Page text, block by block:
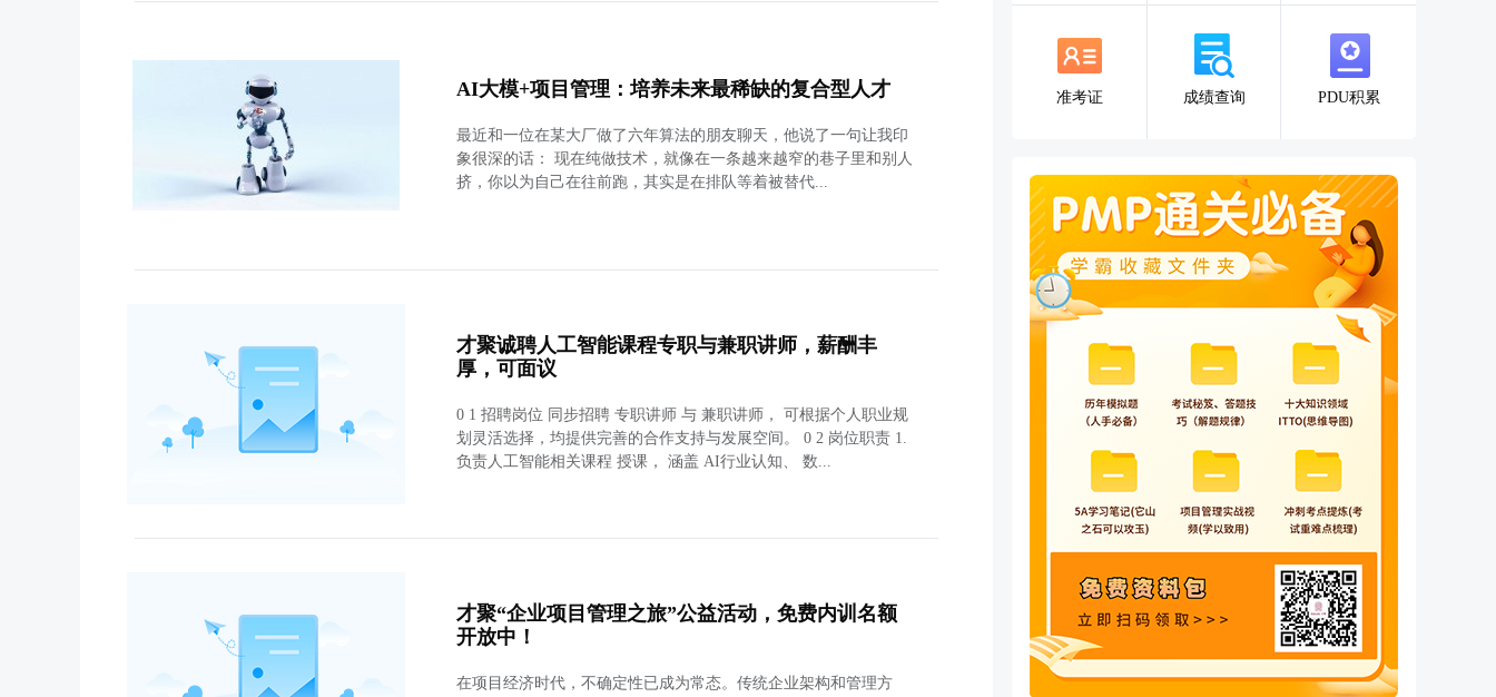
AI大模+项目管理：培养未来最稀缺的复合型人才
最近和一位在某大厂做了六年算法的朋友聊天，他说了一句让我印
象很深的话： 现在纯做技术，就像在一条越来越窄的巷子里和别人
挤，你以为自己在往前跑，其实是在排队等着被替代...
才聚诚聘人工智能课程专职与兼职讲师，薪酬丰
厚，可面议
0 1 招聘岗位 同步招聘 专职讲师 与 兼职讲师， 可根据个人职业规
划灵活选择，均提供完善的合作支持与发展空间。 0 2 岗位职责 1.
负责人工智能相关课程 授课， 涵盖 AI行业认知、 数...
才聚“企业项目管理之旅”公益活动，免费内训名额
开放中！
在项目经济时代，不确定性已成为常态。传统企业架构和管理方
准考证 成绩查询 PDU积累